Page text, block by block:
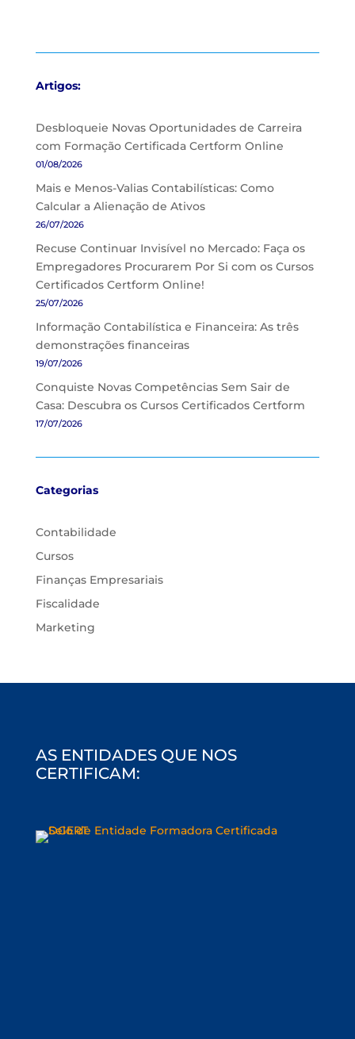
Artigos:
Desbloqueie Novas Oportunidades de Carreira
com Formação Certificada Certform Online
01/08/2026
Mais e Menos-Valias Contabilísticas: Como
Calcular a Alienação de Ativos
26/07/2026
Recuse Continuar Invisível no Mercado: Faça os
Empregadores Procurarem Por Si com os Cursos
Certificados Certform Online!
25/07/2026
Informação Contabilística e Financeira: As três
demonstrações financeiras
19/07/2026
Conquiste Novas Competências Sem Sair de
Casa: Descubra os Cursos Certificados Certform
17/07/2026
Categorias
Contabilidade
Cursos
Finanças Empresariais
Fiscalidade
Marketing
AS ENTIDADES QUE NOS
CERTIFICAM: